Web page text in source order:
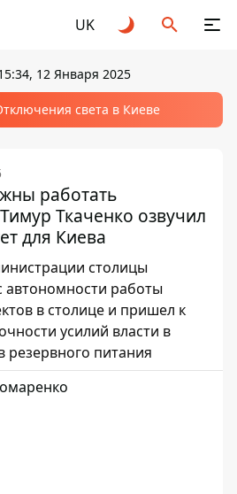
UK
12 Января 2025
света в Киеве
работать
Ткаченко озвучил
для Киева
столицы
автономности работы
в столице и пришел к
усилий власти в
резервного питания